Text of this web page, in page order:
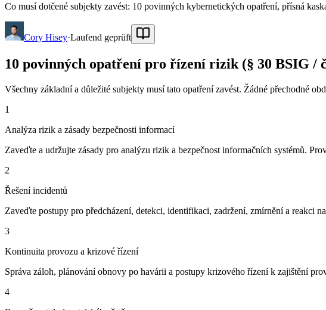
Co musí dotčené subjekty zavést: 10 povinných kybernetických opatření, přísná
Cory Hisey·Laufend geprüft
10 povinných opatření pro řízení rizik (§ 30 BSIG /
Všechny základní a důležité subjekty musí tato opatření zavést. Žádné přechodné
1
Analýza rizik a zásady bezpečnosti informací
Zaveďte a udržujte zásady pro analýzu rizik a bezpečnost informačních systémů.
2
Řešení incidentů
Zaveďte postupy pro předcházení, detekci, identifikaci, zadržení, zmírnění a reakci
3
Kontinuita provozu a krizové řízení
Správa záloh, plánování obnovy po havárii a postupy krizového řízení k zajištění
4